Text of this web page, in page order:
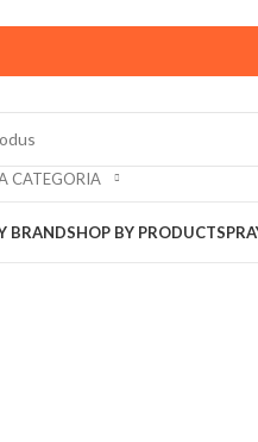
August - 18 August,
CATEGORIA
BRANDSHOP BY PRODUCT